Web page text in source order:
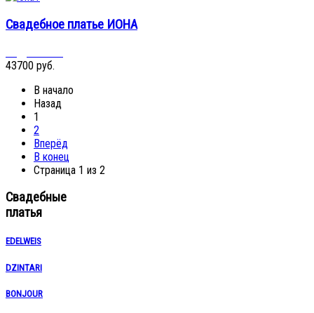
Свадебное платье ИОНА
43700 руб.
В начало
Назад
1
2
Вперёд
В конец
Страница 1 из 2
Свадебные
платья
EDELWEIS
DZINTARI
BONJOUR